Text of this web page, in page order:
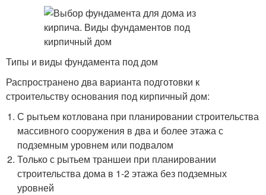
Типы и виды фундамента под дом
Распространено два варианта подготовки к
строительству основания под кирпичный дом:
С рытьем котлована при планировании строительства
массивного сооружения в два и более этажа с
подземным уровнем или подвалом
Только с рытьем траншеи при планировании
строительства дома в 1-2 этажа без подземных
уровней